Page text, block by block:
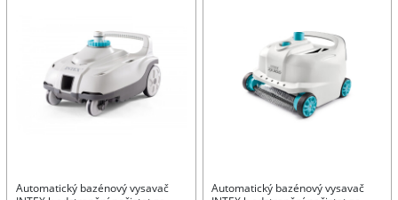
Automatický bazénový vysavač
Automatický bazénový vysavač